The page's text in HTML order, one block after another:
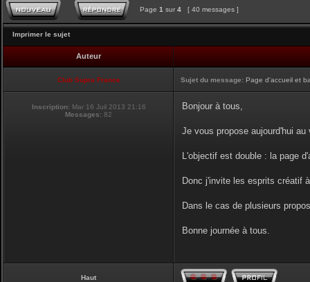
Page 1 sur 4 [ 40 messages ]
Imprimer le sujet
Auteur
Club Supra France Sujet du message: Page d'accueil et
Inscription: Mar 16 Juil 2013 21:16
Messages: 82
Bonjour à tous,
Je vous propose aujourd'hui
L'objectif est double : la page
Donc j'invite les esprits créatif
Dans le cas de plusieurs
Bonne journée à tous.
Haut